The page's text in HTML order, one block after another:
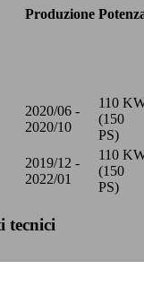
Produzione
2020/06 -
2020/10
110
(150
PS)
2019/12 -
2022/01
110
(150
PS)
tecnici